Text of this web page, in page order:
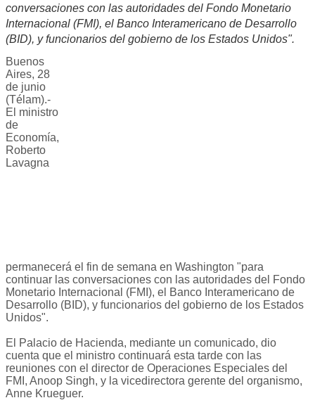
conversaciones con las autoridades del Fondo Monetario
Internacional (FMI), el Banco Interamericano de Desarrollo
(BID), y funcionarios del gobierno de los Estados Unidos".
Buenos
Aires, 28
de junio
(Télam).-
El ministro
de
Economía,
Roberto
Lavagna
permanecerá el fin de semana en Washington "para
continuar las conversaciones con las autoridades del Fondo
Monetario Internacional (FMI), el Banco Interamericano de
Desarrollo (BID), y funcionarios del gobierno de los Estados
Unidos".
El Palacio de Hacienda, mediante un comunicado, dio
cuenta que el ministro continuará esta tarde con las
reuniones con el director de Operaciones Especiales del
FMI, Anoop Singh, y la vicedirectora gerente del organismo,
Anne Krueguer.